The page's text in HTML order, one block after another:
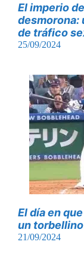
El imperio
desmorona:
de tráfico
25/09/2024
El día en
un
21/09/2024